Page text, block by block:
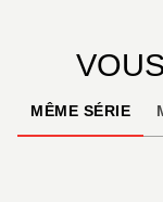
MÊME SÉRIE